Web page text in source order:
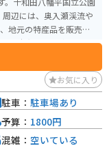
地元の特産品を販売する
、十和田バラ焼きやせ
続くので、ツーリング
要です。また、春には
きます。道の駅には、
イクを停めることがで
お気に入り
駐車： 駐車場あり
予算： 1800円
混雑： 空いている